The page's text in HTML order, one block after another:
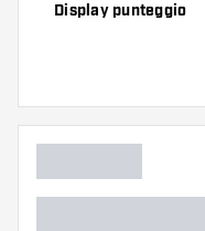
Compatibilità iOS:
iPhone: iPhone 4s
generazione o
Display punteggio